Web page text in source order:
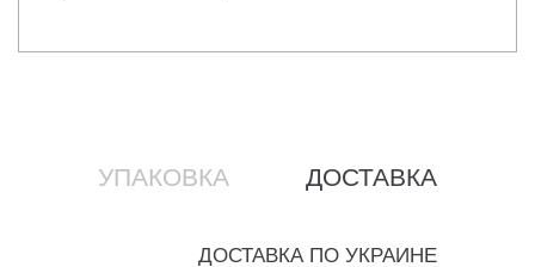
УПАКОВКА ДОСТАВКА
ДОСТАВКА ПО УКРАИНЕ